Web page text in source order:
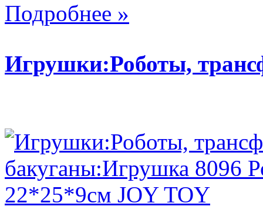
Подробнее »
Игрушки:Роботы,